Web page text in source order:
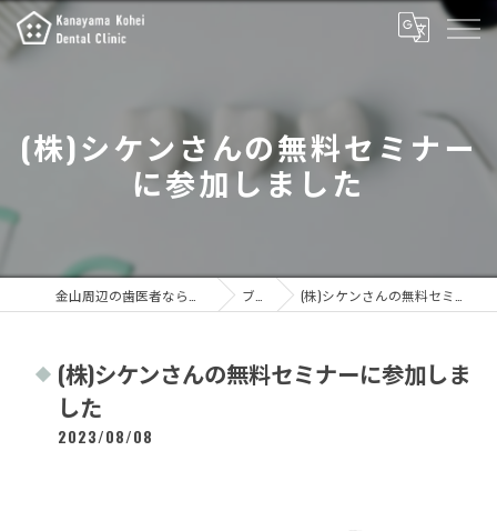
(株)シケンさんの無料セミナー
に参加しました
ブログ (株)シケンさんの無料セミナーに参加しました
(株)シケンさんの無料セミナーに参加しま
した
2023/08/08